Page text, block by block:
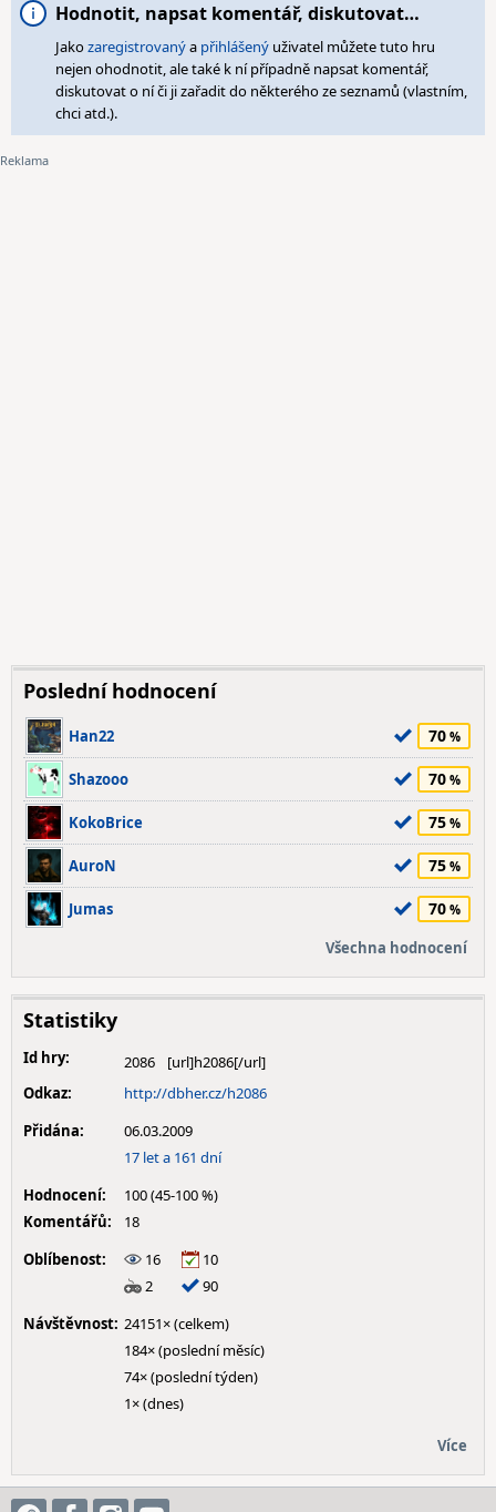
Hodnotit, napsat komentář, diskutovat…
Jakozaregistrovanýa přihlášený uživatel můžete tuto hru
nejen ohodnotit, ale také k ní případně napsat komentář,
diskutovat o ní či ji zařadit do některého ze seznamů (vlastním,
chci atd.).
Poslední hodnocení
Han22 70
Shazooo 70
KokoBrice 75
AuroN 75
Jumas 70
Všechna hodnocení
Statistiky
Id hry:
2086
Odkaz:
http://dbher.cz/h2086
Přidána:
06.03.2009
17 let a 161 dní
Hodnocení:
100 (45-100 %)
Komentářů:
18
Oblíbenost:
16
10
2
90
Návštěvnost: 24151× (celkem)
184× (poslední měsíc)
74× (poslední týden)
1× (dnes)
Více